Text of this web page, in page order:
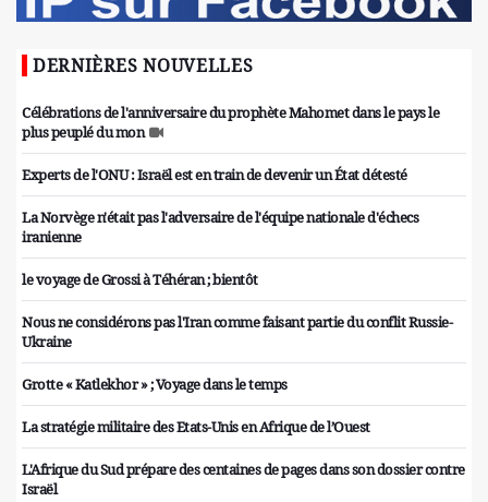
DERNIÈRES NOUVELLES
Célébrations de l'anniversaire du prophète Mahomet dans le pays le
plus peuplé du mon
Experts de l'ONU : Israël est en train de devenir un État détesté
La Norvège n'était pas l'adversaire de l'équipe nationale d'échecs
iranienne
le voyage de Grossi à Téhéran ; bientôt
Nous ne considérons pas l'Iran comme faisant partie du conflit Russie-
Ukraine
Grotte « Katlekhor » ; Voyage dans le temps
La stratégie militaire des Etats-Unis en Afrique de l’Ouest
L'Afrique du Sud prépare des centaines de pages dans son dossier contre
Israël